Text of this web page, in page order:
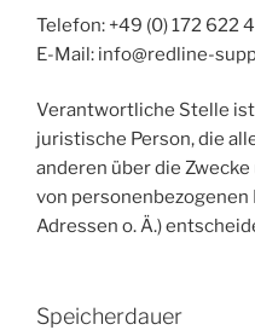
Telefon: +49 (0) 172 622
E-Mail: info@redline-
Verantwortliche Stelle
juristische Person, die
anderen über die
von personenbezogenen
Adressen o. Ä.)
Speicherdauer